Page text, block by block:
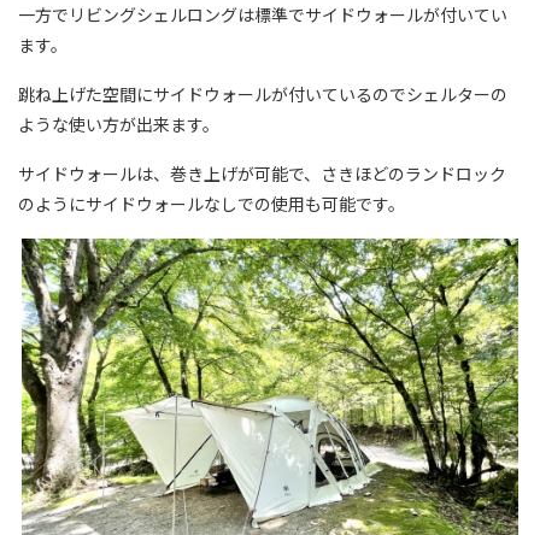
一方でリビングシェルロングは標準でサイドウォールが付いてい
ます。
跳ね上げた空間にサイドウォールが付いているのでシェルターの
ような使い方が出来ます。
サイドウォールは、巻き上げが可能で、さきほどのランドロック
のようにサイドウォールなしでの使用も可能です。